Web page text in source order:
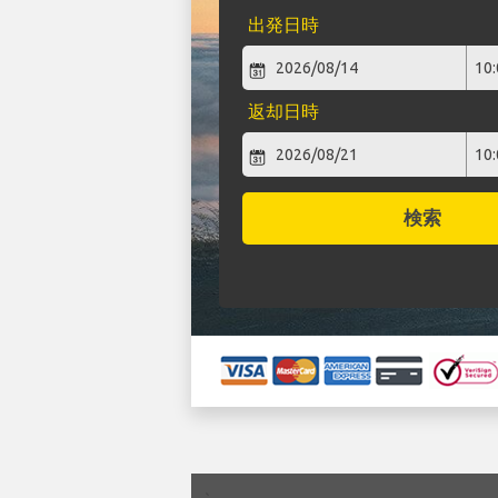
出発日時
返却日時
検索